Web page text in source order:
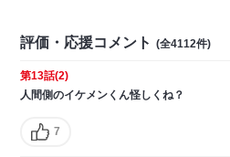
評価・応援コメント (全4112件)
第13話(2)
人間側のイケメンくん怪しくね？
7